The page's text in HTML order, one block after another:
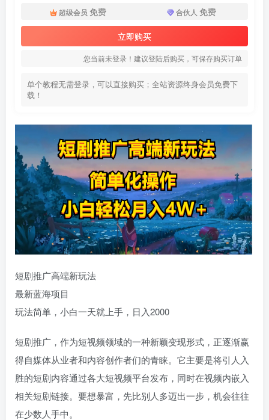
超级会员 免费 合伙人 免费
立即购买
您当前未登录！建议登陆后购买，可保存购买订单
单个教程无需登录，可以直接购买；全站资源终身会员免费下
载！
短剧推广高端新玩法
最新蓝海项目
玩法简单，小白一天就上手，日入2000
短剧推广，作为短视频领域的一种新颖变现形式，正逐渐赢
得自媒体从业者和内容创作者们的青睐。它主要是将引人入
胜的短剧内容通过各大短视频平台发布，同时在视频内嵌入
相关短剧链接。要想暴富，先比别人多迈出一步，机会往往
在少数人手中。